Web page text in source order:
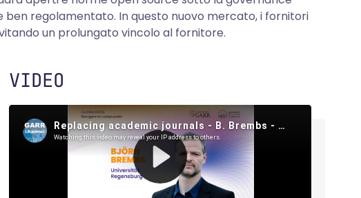
regolamentato. In questo nuovo mercato, i fornitori
un prolungato vincolo al fornitore.
VIDEO